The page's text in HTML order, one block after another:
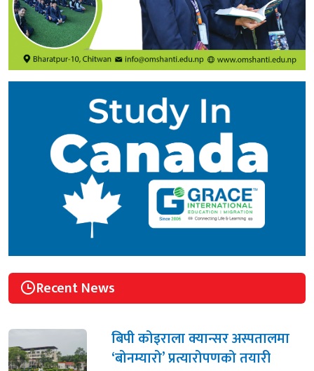
Recent News
बिपी कोइराला क्यान्सर अस्पतालमा
‘बोनम्यारो’ प्रत्यारोपणको तयारी